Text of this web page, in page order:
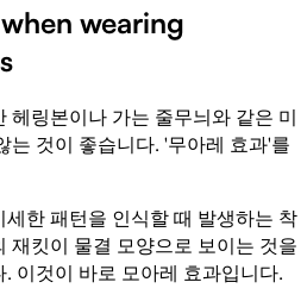
wearing
헤링본이나 가는 줄무늬와 같은 미
는 것이 좋습니다. '무아레 효과'를
한 패턴을 인식할 때 발생하는 착
재킷이 물결 모양으로 보이는 것을
이것이 바로 모아레 효과입니다.